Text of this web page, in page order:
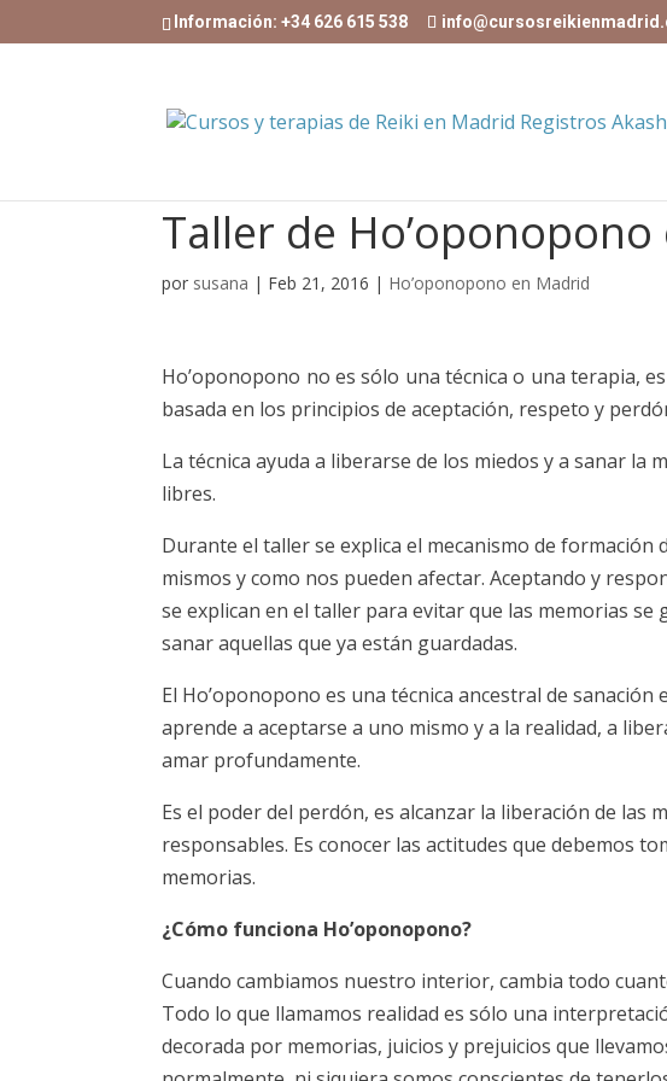
Información: +34 626 615 538
Taller de
por susana | Feb 21, 2016 | Ho’oponopono en Madrid
Ho’oponopono no es sólo una técnica o una terapia,
basada en los principios de aceptación, respeto y
La técnica ayuda a liberarse de los miedos y a sanar
libres.
Durante el taller se explica el mecanismo de
mismos y como nos pueden afectar. Aceptando y
se explican en el taller para evitar que las memorias
sanar aquellas que ya están guardadas.
El Ho’oponopono es una técnica ancestral de
aprende a aceptarse a uno mismo y a la realidad, a
amar profundamente.
Es el poder del perdón, es alcanzar la liberación de las
responsables. Es conocer las actitudes que debemos
memorias.
¿Cómo funciona Ho’oponopono?
Cuando cambiamos nuestro interior, cambia todo
Todo lo que llamamos realidad es sólo una
decorada por memorias, juicios y prejuicios que